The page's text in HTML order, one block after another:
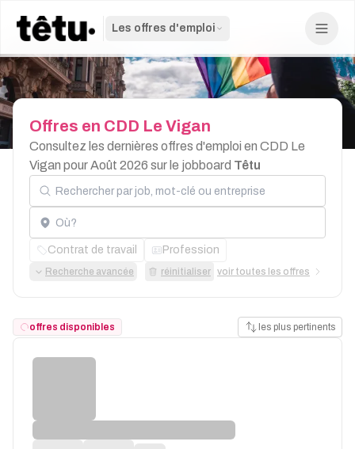
Les offres d'emploi
Offres en CDD Le Vigan
Consultez les dernières offres d'emploi en CDD Le
Vigan pour Août 2026 sur le jobboard Têtu
Rechercher par job, mot-clé ou entreprise
Localisation
Contrat de travail Profession
Recherche avancée réinitialiser voir toutes les offres
offres disponibles les plus pertinents